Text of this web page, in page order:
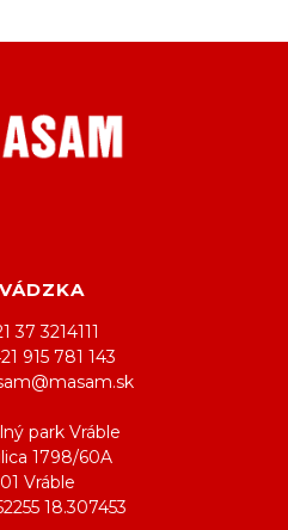
37 3214111
915 781 143
park Vráble
1798/60A
Vráble
18.307453